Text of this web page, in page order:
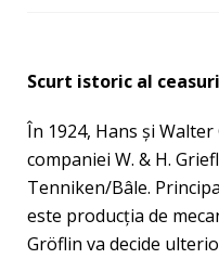
Scurt istoric al
În 1924, Hans şi
companiei W. & H.
Tenniken/Bâle.
este producţia de
Gröflin va decide